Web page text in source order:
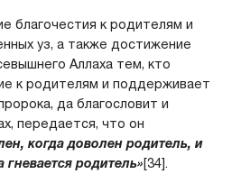
благочестия к родителям и
уз, а также достижение
Аллаха тем, кто
к родителям и поддерживает
да благословит и
передается, что он
когда доволен родитель, и
гневается родитель»[34].